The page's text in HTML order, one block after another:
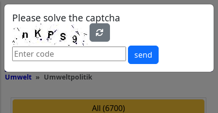
Please solve the captcha
send
Umwelt Umweltpolitik
All (6700)